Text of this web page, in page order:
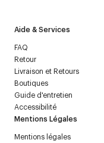
Aide & Services
FAQ
Retour
Livraison et Retours
Boutiques
Guide d'entretien
Accessibilité
Mentions Légales
Mentions légales